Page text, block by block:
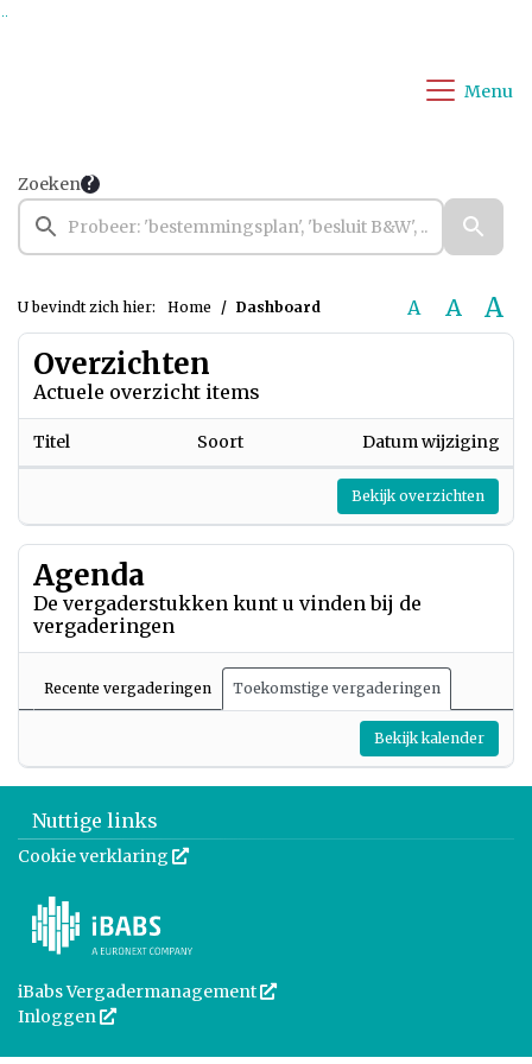
Menu
Zoeken
U bevindt zich hier: Home Dashboard A A A
Overzichten
Actuele overzicht items
Titel Soort Datum wijziging
Bekijk overzichten
Agenda
De vergaderstukken kunt u vinden bij de
vergaderingen
Recente vergaderingen Toekomstige vergaderingen
Bekijk kalender
Nuttige links
Cookie verklaring Deze link wordt in een nieuw venster geopend
iBabs Vergadermanagement Deze link wordt in een nieuw
Inloggen Deze link wordt in een nieuw venster geopend